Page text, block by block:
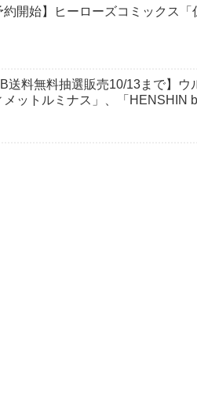
約開始】ヒーローズコミックス
送料無料抽選販売10/13まで】
メットルミナス」、「HENSHIN